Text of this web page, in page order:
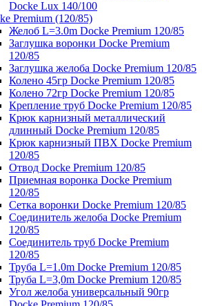
Docke Lux 140/100
Premium (120/85)
Желоб L=3.0m Docke Premium 120/85
Заглушка воронки Docke Premium
120/85
Заглушка желоба Docke Premium 120/85
Колено 45гр Docke Premium 120/85
Колено 72гр Docke Premium 120/85
Крепление труб Docke Premium 120/85
Крюк карнизный металлический
длинный Docke Premium 120/85
Крюк карнизный ПВХ Docke Premium
120/85
Отвод Docke Premium 120/85
Приемная воронка Docke Premium
120/85
Сетка воронки Docke Premium 120/85
Соединитель желоба Docke Premium
120/85
Соединитель труб Docke Premium
120/85
Труба L=1.0m Docke Premium 120/85
Труба L=3,0m Docke Premium 120/85
Угол желоба универсальный 90гр